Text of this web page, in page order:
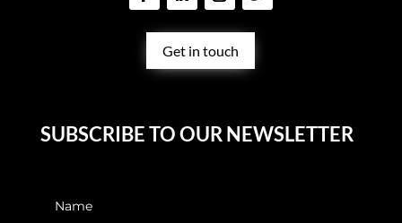
Get in touch
SUBSCRIBE TO OUR NEWSLETTER